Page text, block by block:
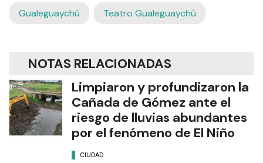
Gualeguaychú Teatro Gualeguaychú
NOTAS RELACIONADAS
Limpiaron y profundizaron la
Cañada de Gómez ante el
riesgo de lluvias abundantes
por el fenómeno de El Niño
CIUDAD